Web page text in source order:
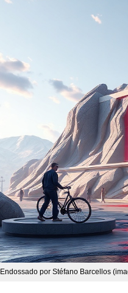
Endossado por Stéfano Barcellos